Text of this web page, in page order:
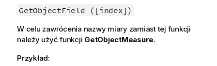
a
a
GetObjectField ([index])
W celu zawrócenia nazwy miary zamiast tej funkcji
należy użyć funkcji GetObjectMeasure.
Przykład: